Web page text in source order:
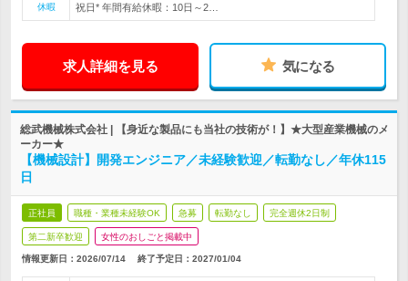
休暇
祝日* 年間有給休暇：10日～2…
求人詳細を見る 気になる
総武機械株式会社 | 【身近な製品にも当社の技術が！】★大型産業機械のメ
ーカー★
【機械設計】開発エンジニア／未経験歓迎／転勤なし／年休115
日
正社員 職種・業種未経験OK 急募 転勤なし 完全週休2日制
第二新卒歓迎 女性のおしごと掲載中
情報更新日：2026/07/14 終了予定日： 2027/01/04